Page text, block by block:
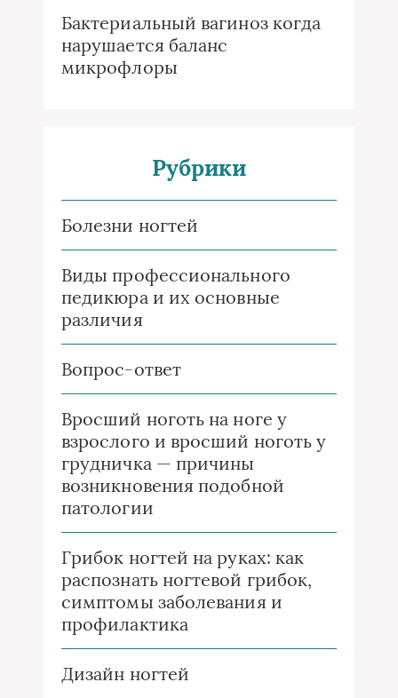
Бактериальный вагиноз когда
нарушается баланс
микрофлоры
Рубрики
Болезни ногтей
Виды профессионального
педикюра и их основные
различия
Вопрос-ответ
Вросший ноготь на ноге у
взрослого и вросший ноготь у
грудничка — причины
возникновения подобной
патологии
Грибок ногтей на руках: как
распознать ногтевой грибок,
симптомы заболевания и
профилактика
Дизайн ногтей